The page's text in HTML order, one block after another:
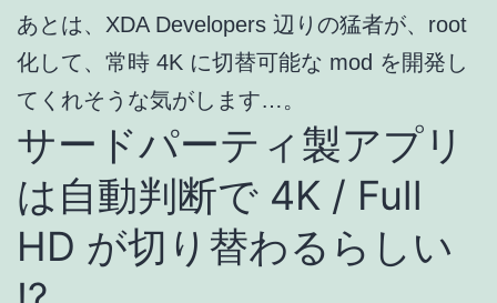
あとは、XDA Developers 辺りの猛者が、root
化して、常時 4K に切替可能な mod を開発し
てくれそうな気がします…。
サードパーティ製アプリ
は自動判断で 4K / Full
HD が切り替わるらしい